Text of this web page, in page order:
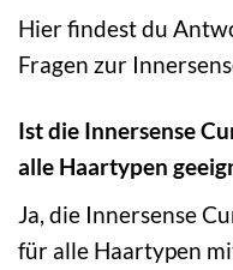
Hier findest du
Fragen zur
Ist die Innersense
alle Haartypen
Ja, die Innersense
für alle Haartypen